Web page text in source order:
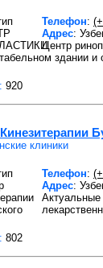
Телефон:
Адрес:
Центр
здании
920
клиники
Телефон:
Адрес:
Актуальные
802